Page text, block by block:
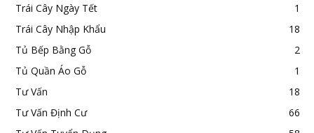
Trái Cây Ngày Tết
1
Trái Cây Nhập Khẩu
18
Tủ Bếp Bằng Gỗ
2
Tủ Quần Áo Gỗ
1
Tư Vấn
18
Tư Vấn Định Cư
66